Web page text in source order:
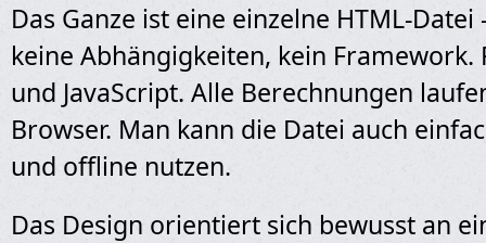
Das Ganze ist eine einzelne HTML-
keine Abhängigkeiten, kein Framework.
und JavaScript. Alle Berechnungen
Browser. Man kann die Datei auch
und offline nutzen.
Das Design orientiert sich bewusst an